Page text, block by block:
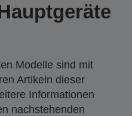
Modelle sind mit
Artikeln dieser
Informationen
nachstehenden